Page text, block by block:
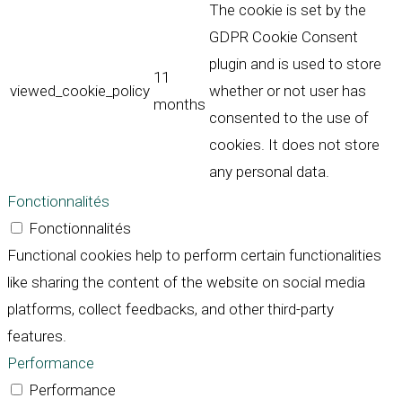
viewed_cookie_policy
11
months
The cookie is set by the
GDPR Cookie Consent
plugin and is used to store
whether or not user has
consented to the use of
cookies. It does not store
any personal data.
Fonctionnalités
Fonctionnalités
Functional cookies help to perform certain functionalities
like sharing the content of the website on social media
platforms, collect feedbacks, and other third-party
features.
Performance
Performance